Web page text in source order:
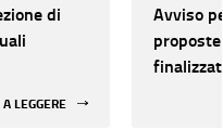
di
LEGGERE
Avviso